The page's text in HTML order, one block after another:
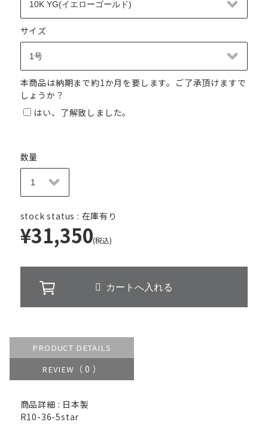
サイズ
本商品は納期まで約1か月を要します。ご了承頂けますで
しょうか？
はい、了解致しました。
数量
stock status : 在庫有り
¥31,350(税込)
PRODUCT DETAILS
REVIEW
（ 0 ）
商品詳細 : 日本製
R10-36-5star